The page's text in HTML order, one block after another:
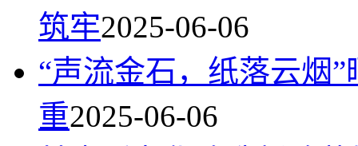
筑牢2025-06-06
“声流金石，纸落云烟
重2025-06-06